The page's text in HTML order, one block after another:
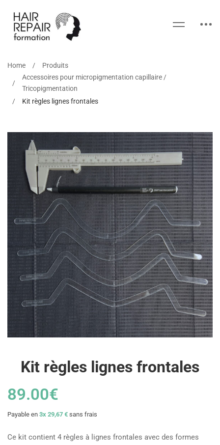
Home
Produits
Accessoires pour micropigmentation capillaire /
Tricopigmentation
Kit règles lignes frontales
Kit règles lignes frontales
89.00€
Payable en 3x 29,67 € sans frais
Ce kit contient 4 règles à lignes frontales avec des formes